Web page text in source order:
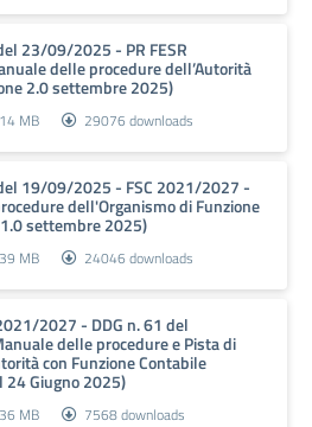
23/09/2025 - PR FESR
delle procedure dell’Autorità
2.0 settembre 2025)
MB 29076 downloads
19/09/2025 - FSC 2021/2027 -
dell'Organismo di Funzione
settembre 2025)
MB 24046 downloads
2027 - DDG n. 61 del
delle procedure e Pista di
con Funzione Contabile
24 Giugno 2025)
MB 7568 downloads